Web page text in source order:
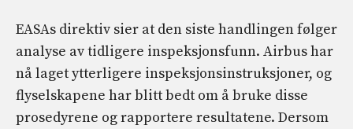
EASAs direktiv sier at den siste handlingen følger
analyse av tidligere inspeksjonsfunn. Airbus har
nå laget ytterligere inspeksjonsinstruksjoner, og
flyselskapene har blitt bedt om å bruke disse
prosedyrene og rapportere resultatene. Dersom